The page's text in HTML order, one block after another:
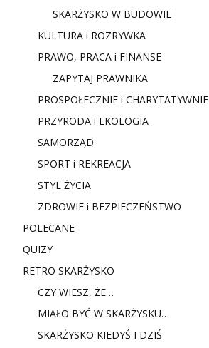
SKARŻYSKO W BUDOWIE
KULTURA i ROZRYWKA
PRAWO, PRACA i FINANSE
ZAPYTAJ PRAWNIKA
PROSPOŁECZNIE i CHARYTATYWNIE
PRZYRODA i EKOLOGIA
SAMORZĄD
SPORT i REKREACJA
STYL ŻYCIA
ZDROWIE i BEZPIECZEŃSTWO
POLECANE
QUIZY
RETRO SKARŻYSKO
CZY WIESZ, ŻE…
MIAŁO BYĆ W SKARŻYSKU…
SKARŻYSKO KIEDYŚ I DZIŚ